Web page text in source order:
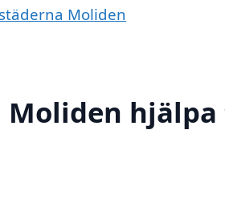
Moliden